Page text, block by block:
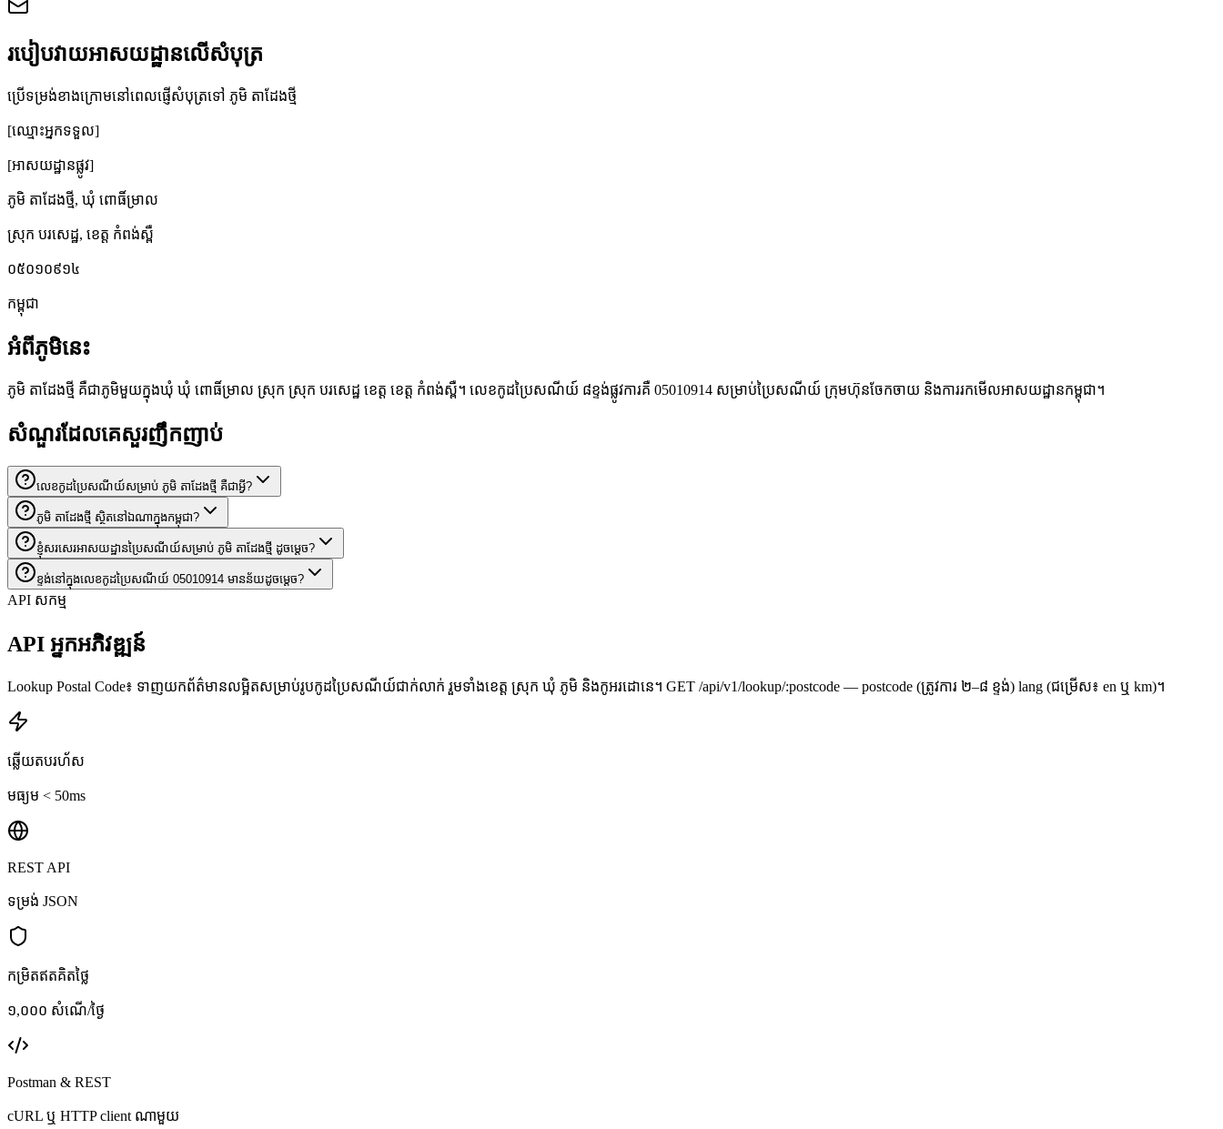
របៀបវាយអាសយដ្ឋានលើសំបុត្រ
ប្រើទម្រង់ខាងក្រោមនៅពេលផ្ញើសំបុត្រទៅ ភូមិ តាដែងថ្មី
[ឈ្មោះអ្នកទទួល]
[អាសយដ្ឋានផ្លូវ]
ភូមិ តាដែងថ្មី, ឃុំ ពោធិ៍ម្រាល
ស្រុក បរសេដ្ឋ, ខេត្ត កំពង់ស្ពឺ
០៥០១០៩១៤
កម្ពុជា
អំពីភូមិនេះ
ភូមិ តាដែងថ្មី គឺជាភូមិមួយក្នុងឃុំ ឃុំ ពោធិ៍ម្រាល ស្រុក ស្រុក បរសេដ្ឋ ខេត្ត ខេត្ត កំពង់ស្ពឺ។ លេខកូដប្រៃសណីយ៍ ៨ខ្ទង់ផ្លូវការគឺ 05010914 សម្រាប់ប្រៃសណីយ៍ ក្រុមហ៊ុនចែកចាយ និងការរកមើលអាសយដ្ឋានកម្ពុជា។
សំណួរដែលគេសួរញឹកញាប់
លេខកូដប្រៃសណីយ៍សម្រាប់ ភូមិ តាដែងថ្មី គឺជាអ្វី?
ភូមិ តាដែងថ្មី ស្ថិតនៅឯណាក្នុងកម្ពុជា?
ខ្ញុំសរសេរអាសយដ្ឋានប្រៃសណីយ៍សម្រាប់ ភូមិ តាដែងថ្មី ដូចម្តេច?
ខ្ទង់នៅក្នុងលេខកូដប្រៃសណីយ៍ 05010914 មានន័យដូចម្តេច?
API សកម្ម
API អ្នកអភិវឌ្ឍន៍
Lookup Postal Code៖ ទាញយកព័ត៌មានលម្អិតសម្រាប់រូបកូដប្រៃសណីយ៍ជាក់លាក់ រួមទាំងខេត្ត ស្រុក ឃុំ ភូមិ និងកូអរដោនេ។ GET /api/v1/lookup/:postcode — postcode (ត្រូវការ ២–៨ ខ្ទង់) lang (ជម្រើស៖ en ឬ km)។
ឆ្លើយតបរហ័ស
មធ្យម < 50ms
REST API
ទម្រង់ JSON
កម្រិតឥតគិតថ្លៃ
១,០០០ សំណើ/ថ្ងៃ
Postman & REST
cURL ឬ HTTP client ណាមួយ